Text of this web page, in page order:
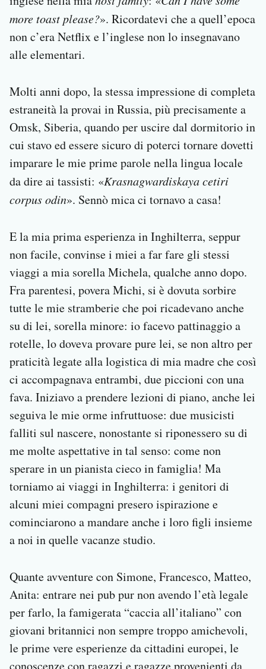
more toast please?». Ricordatevi che a quell’epoca
non c’era Netflix e l’inglese non lo insegnavano
alle elementari.
Molti anni dopo, la stessa impressione di completa
estraneità la provai in Russia, più precisamente a
Omsk, Siberia, quando per uscire dal dormitorio in
cui stavo ed essere sicuro di poterci tornare dovetti
imparare le mie prime parole nella lingua locale
da dire ai tassisti: «Krasnagwardiskaya cetiri
corpus odin». Sennò mica ci tornavo a casa!
E la mia prima esperienza in Inghilterra, seppur
non facile, convinse i miei a far fare gli stessi
viaggi a mia sorella Michela, qualche anno dopo.
Fra parentesi, povera Michi, si è dovuta sorbire
tutte le mie stramberie che poi ricadevano anche
su di lei, sorella minore: io facevo pattinaggio a
rotelle, lo doveva provare pure lei, se non altro per
praticità legate alla logistica di mia madre che così
ci accompagnava entrambi, due piccioni con una
fava. Iniziavo a prendere lezioni di piano, anche lei
seguiva le mie orme infruttuose: due musicisti
falliti sul nascere, nonostante si riponessero su di
me molte aspettative in tal senso: come non
sperare in un pianista cieco in famiglia! Ma
torniamo ai viaggi in Inghilterra: i genitori di
alcuni miei compagni presero ispirazione e
cominciarono a mandare anche i loro figli insieme
a noi in quelle vacanze studio.
Quante avventure con Simone, Francesco, Matteo,
Anita: entrare nei pub pur non avendo l’età legale
per farlo, la famigerata “caccia all’italiano” con
giovani britannici non sempre troppo amichevoli,
le prime vere esperienze da cittadini europei, le
conoscenze con ragazzi e ragazze provenienti da